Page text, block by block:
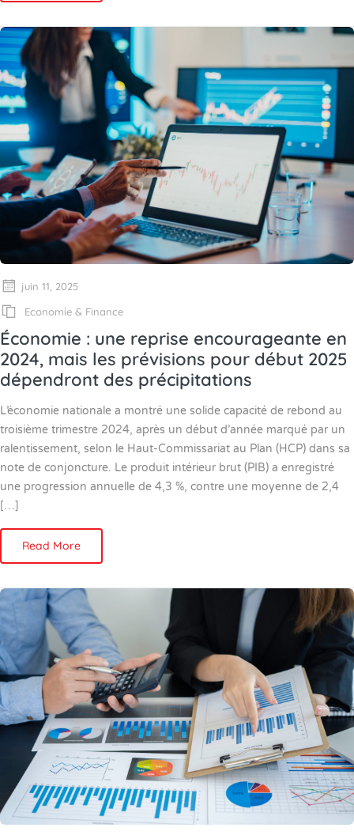
juin 11, 2025
Economie & Finance
Économie : une reprise encourageante en
2024, mais les prévisions pour début 2025
dépendront des précipitations
L’économie nationale a montré une solide capacité de rebond au
troisième trimestre 2024, après un début d’année marqué par un
ralentissement, selon le Haut-Commissariat au Plan (HCP) dans sa
note de conjoncture. Le produit intérieur brut (PIB) a enregistré
une progression annuelle de 4,3 %, contre une moyenne de 2,4
[…]
Read More